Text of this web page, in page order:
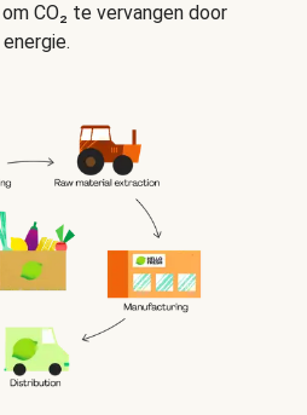
CO₂ te vervangen door